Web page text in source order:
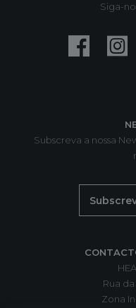
Siga-
Subscreva a nossa
Rua
Zona